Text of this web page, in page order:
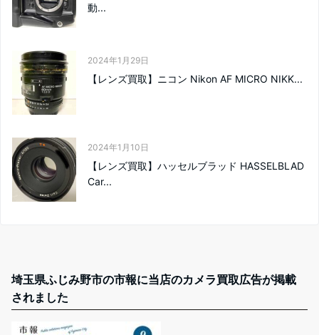
動...
2024年1月29日
【レンズ買取】ニコン Nikon AF MICRO NIKK...
2024年1月10日
【レンズ買取】ハッセルブラッド HASSELBLAD
Car...
埼玉県ふじみ野市の市報に当店のカメラ買取広告が掲載
されました